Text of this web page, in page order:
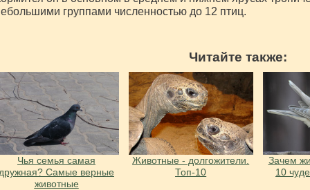
группами численностью до 12 птиц.
Читайте также:
Чья семья самая
Самые верные
животные
Животные - долгожители.
Топ-10
Зачем
10